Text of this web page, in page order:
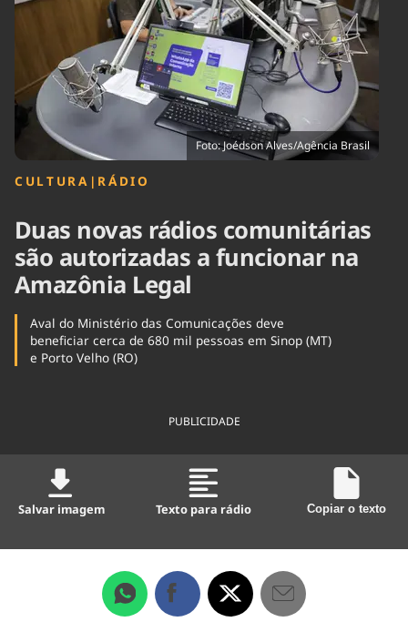
Educação
Infraestrutura
Internacional
Saúde
Tempo
Foto: Joédson Alves/Agência Brasil
CULTURA | RÁDIO
Duas novas rádios comunitárias
são autorizadas a funcionar na
Amazônia Legal
Aval do Ministério das Comunicações deve
beneficiar cerca de 680 mil pessoas em Sinop (MT)
e Porto Velho (RO)
PUBLICIDADE
Salvar imagem Texto para rádio Copiar o texto